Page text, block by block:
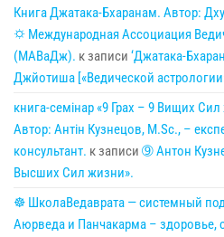
Книга Джатака-Бхаранам. Автор:
🌣 Международная Ассоциация
(МАВаДж). к записи ‘Джатака-
Джйотиша [«Ведической
книга-семінар «9 Грах – 9 Вищих
Автор: Антін Кузнецов, M.Sc., –
консультант. к записи ➈ Антон
Высших Сил жизни».
☸ ШколаВедаврата — системный
Аюрведа и Панчакарма – здоровье,